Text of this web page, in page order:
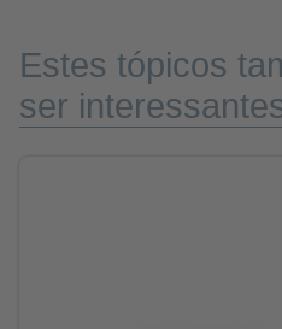
Estes tópicos
ser